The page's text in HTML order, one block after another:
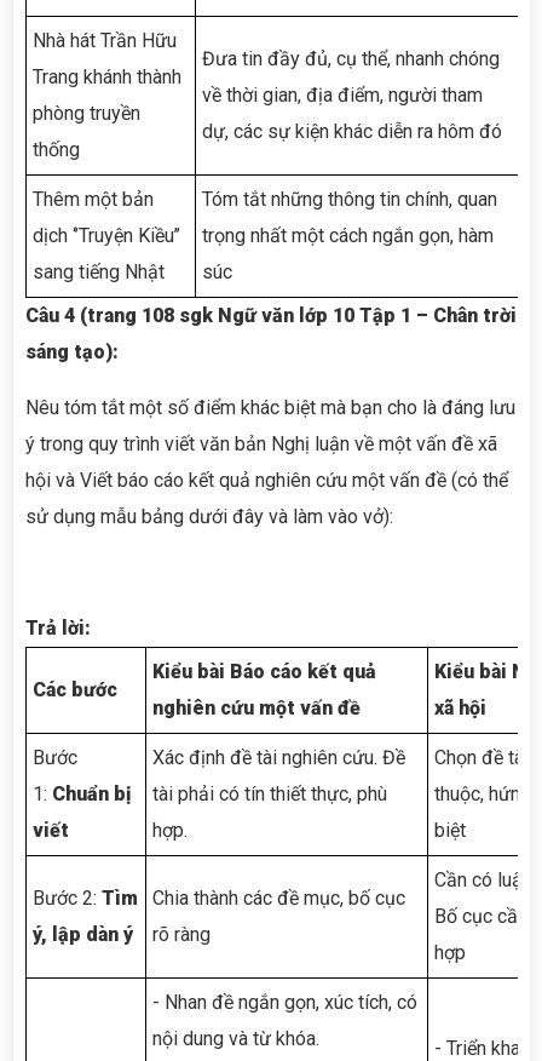
Nhà hát Trần Hữu
Trang khánh thành
phòng truyền
thống
Đưa tin đầy đủ, cụ thể, nhanh chóng
về thời gian, địa điểm, người tham
dự, các sự kiện khác diễn ra hôm đó
Thêm một bản
dịch ‘’Truyện Kiều’’
sang tiếng Nhật
Tóm tắt những thông tin chính, quan
trọng nhất một cách ngắn gọn, hàm
súc
Câu 4 (trang 108 sgk Ngữ văn lớp 10 Tập 1 – Chân trời
sáng tạo):
Nêu tóm tắt một số điểm khác biệt mà bạn cho là đáng lưu
ý trong quy trình viết văn bản Nghị luận về một vấn đề xã
hội và Viết báo cáo kết quả nghiên cứu một vấn đề (có thể
sử dụng mẫu bảng dưới đây và làm vào vở):
Trả lời:
Các bước
Kiểu bài Báo cáo kết quả
nghiên cứu một vấn đề
Kiểu bài
xã hội
Bước
1: Chuẩn bị
viết
Xác định đề tài nghiên cứu. Đề
tài phải có tín thiết thực, phù
hợp.
Chọn đề tài
thuộc, hứng
biệt
Bước 2: Tìm
ý, lập dàn ý
Chia thành các đề mục, bố cục
rõ ràng
Cần có luận
Bố cục cần
hợp
- Nhan đề ngắn gọn, xúc tích, có
nội dung và từ khóa.
- Triển khai